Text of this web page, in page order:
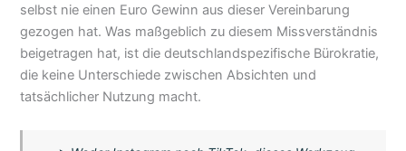
selbst nie einen Euro Gewinn aus dieser Vereinbarung
gezogen hat. Was maßgeblich zu diesem Missverständnis
beigetragen hat, ist die deutschlandspezifische Bürokratie,
die keine Unterschiede zwischen Absichten und
tatsächlicher Nutzung macht.